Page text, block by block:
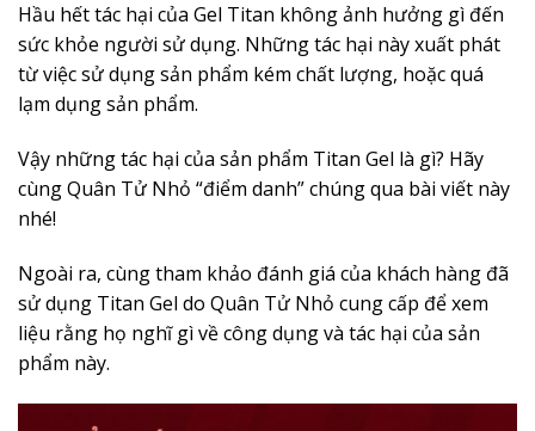
Hầu hết tác hại của Gel Titan không ảnh hưởng gì đến
sức khỏe người sử dụng. Những tác hại này xuất phát
từ việc sử dụng sản phẩm kém chất lượng, hoặc quá
lạm dụng sản phẩm.
Vậy những tác hại của sản phẩm Titan Gel là gì? Hãy
cùng Quân Tử Nhỏ “điểm danh” chúng qua bài viết này
nhé!
Ngoài ra, cùng tham khảo đánh giá của khách hàng đã
sử dụng Titan Gel do Quân Tử Nhỏ cung cấp để xem
liệu rằng họ nghĩ gì về công dụng và tác hại của sản
phẩm này.